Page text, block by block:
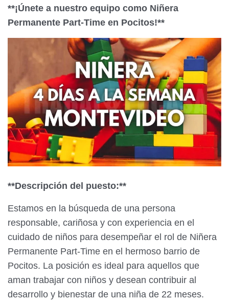
**¡Únete a nuestro equipo como Niñera
Permanente Part-Time en Pocitos!**
**Descripción del puesto:**
Estamos en la búsqueda de una persona
responsable, cariñosa y con experiencia en el
cuidado de niños para desempeñar el rol de Niñera
Permanente Part-Time en el hermoso barrio de
Pocitos. La posición es ideal para aquellos que
aman trabajar con niños y desean contribuir al
desarrollo y bienestar de una niña de 22 meses.